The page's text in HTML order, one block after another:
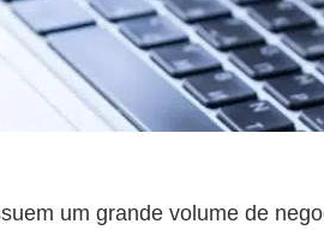
um grande volume de